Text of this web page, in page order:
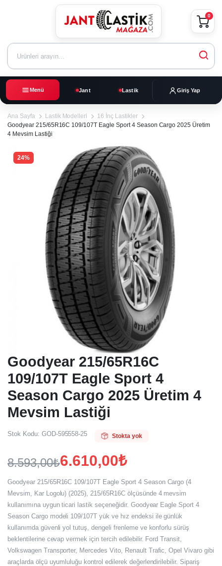
Menü Jant Lastik Giriş Yap
0
Ana Sayfa Lastik Modelleri
16 İnç Lastikler
Goodyear 215/65R16C 109/107T Eagle Sport 4 Season Cargo 2025 Üretim
4 Mevsim Lastiği
24%
Goodyear 215/65R16C
109/107T Eagle Sport 4
Season Cargo 2025 Üretim 4
Mevsim Lastiği
Stok Kodu: GOD-595558-25 Stokta yok
8.593,00₺
Orijinal
fiyat:
8.593,00₺.
6.610,00₺
Şu
andaki
fiyat:
6.610,00₺.
Goodyear 215/65R16C 109/107T Eagle Sport 4 Season Cargo (4
Mevsim, Kar Logolu) (2025), 215/65R16C ölçüsünde 4 mevsim
kullanımına uygun ticari lastik seçeneğidir. Goodyear Eagle Sport 4
Season Cargo modeli 109/107T yük ve hız endeksi ile günlük
kullanımda güvenli yol tutuş, dengeli frenleme ve konforlu sürüş
beklentilerine cevap vermek için tercih edilebilir. Ford Transit,
Volkswagen Transporter, Mercedes Vito, Renault Trafic, Opel Vivaro gibi
araçlarda ölçü uyumluluğu kontrol edilerek değerlendirilebilir. Sipariş